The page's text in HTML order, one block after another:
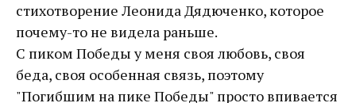
стихотворение Леонида Дядюченко, которое
почему-то не видела раньше.
С пиком Победы у меня своя любовь, своя
беда, своя особенная связь, поэтому
"Погибшим на пике Победы" просто впивается